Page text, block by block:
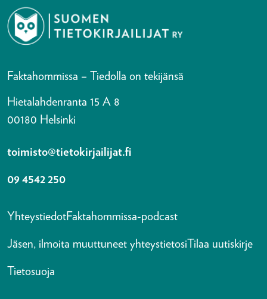
Faktahommissa – Tiedolla on tekijänsä
Hietalahdenranta 15 A 8
00180 Helsinki
toimisto@tietokirjailijat.fi
09 4542 250
YhteystiedotFaktahommissa-podcast
Jäsen, ilmoita muuttuneet yhteystietosi Tilaa uutiskirje
Tietosuoja